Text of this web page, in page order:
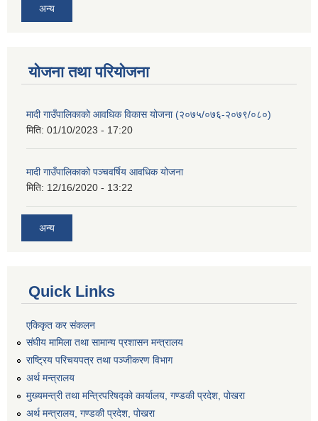
अन्य
योजना तथा परियोजना
मादी गाउँपालिकाको आवधिक विकास योजना (२०७५/०७६-२०७९/०८०)
मिति: 01/10/2023 - 17:20
मादी गाउँपालिकाको पञ्चवर्षिय आवधिक योजना
मिति: 12/16/2020 - 13:22
अन्य
Quick Links
एकिकृत कर संकलन
संघीय मामिला तथा सामान्य प्रशासन मन्त्रालय
राष्ट्रिय परिचयपत्र तथा पञ्जीकरण विभाग
अर्थ मन्त्रालय
मुख्यमन्त्री तथा मन्त्रिपरिषद्को कार्यालय, गण्डकी प्रदेश, पोखरा
अर्थ मन्त्रालय, गण्डकी प्रदेश, पोखरा